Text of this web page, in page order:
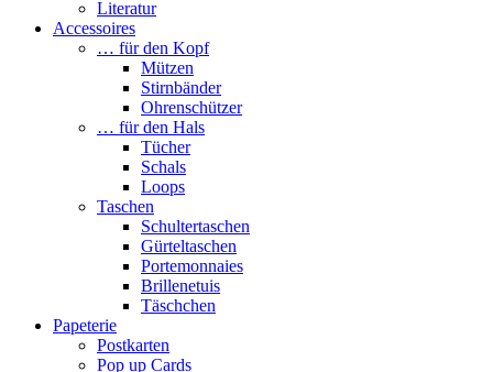
Literatur
Accessoires
… für den Kopf
Mützen
Stirnbänder
Ohrenschützer
… für den Hals
Tücher
Schals
Loops
Taschen
Schultertaschen
Gürteltaschen
Portemonnaies
Brillenetuis
Täschchen
Papeterie
Postkarten
Pop up Cards